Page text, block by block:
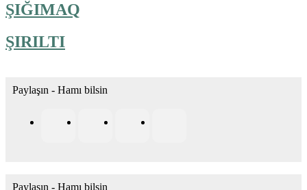
ŞIĞIMAQ
ŞIRILTI
Paylaşın - Hamı bilsin
Paylaşın - Hamı bilsin